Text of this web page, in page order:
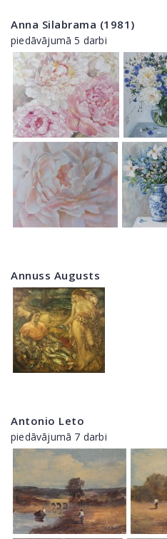
Anna Silabrama (1981)
piedāvājumā 5 darbi
Annuss Augusts
Antonio Leto
piedāvājumā 7 darbi